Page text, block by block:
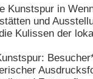
Kunstspur in
und
Kulissen der